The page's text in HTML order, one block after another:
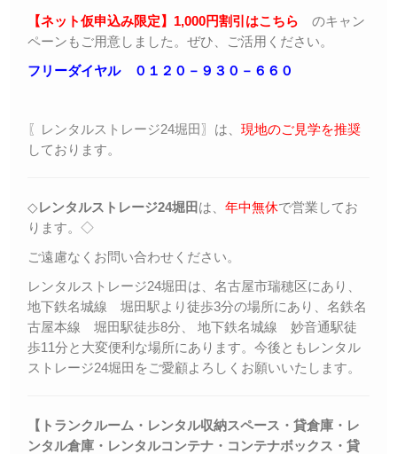
【ネット仮申込み限定】1,000円割引はこちら のキャン
ペーンもご用意しました。ぜひ、ご活用ください。
フリーダイヤル ０１２０－９３０－６６０
〖レンタルストレージ24堀田〗 は、 現地のご見学を推奨
しております。
◇レンタルストレージ24堀田 は、 年中無休で営業してお
ります。◇
ご遠慮なくお問い合わせください。
レンタルストレージ24堀田は、名古屋市瑞穂区にあり、
地下鉄名城線 堀田駅より徒歩3分の場所にあり、名鉄名
古屋本線 堀田駅徒歩8分、 地下鉄名城線 妙音通駅徒
歩11分と大変便利な場所にあります。今後ともレンタル
ストレージ24堀田をご愛顧よろしくお願いいたします。
【トランクルーム・レンタル収納スペース・貸倉庫・レ
ンタル倉庫・レンタルコンテナ・コンテナボックス・ 貸